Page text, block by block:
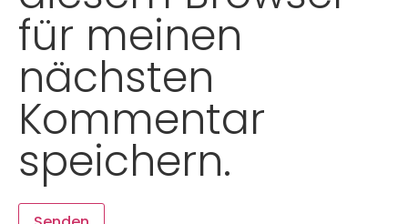
für meinen
nächsten
Kommentar
speichern.